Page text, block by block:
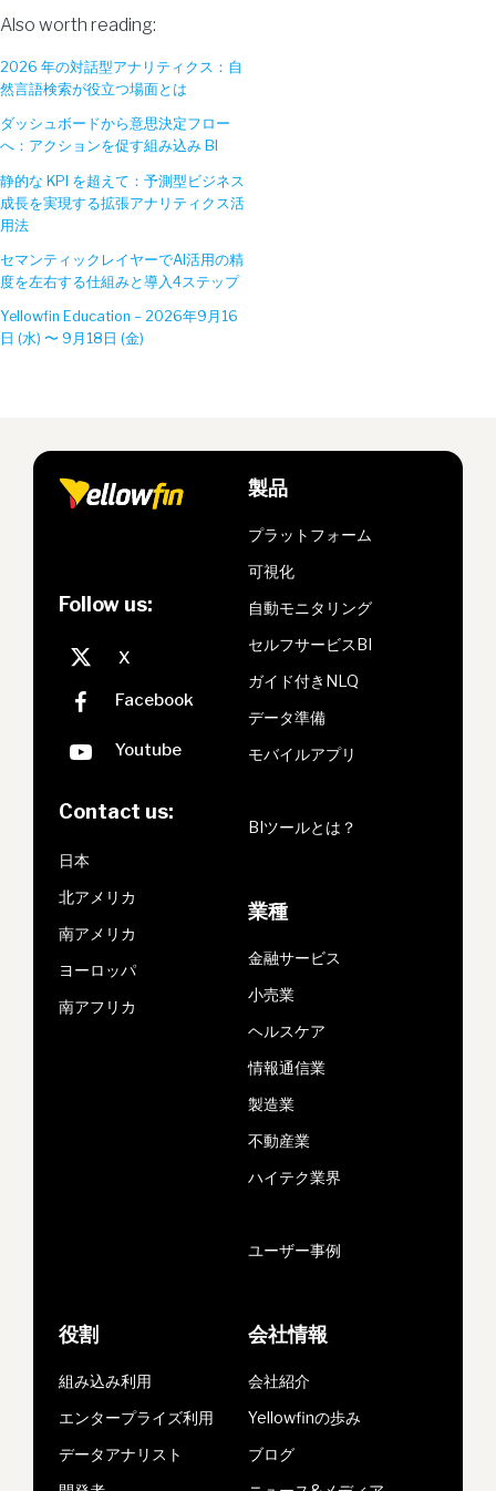
Also worth reading:
2026 年の対話型アナリティクス：自
然言語検索が役立つ場面とは
ダッシュボードから意思決定フロー
へ：アクションを促す組み込み BI
静的な KPI を超えて：予測型ビジネス
成長を実現する拡張アナリティクス活
用法
セマンティックレイヤーでAI活用の精
度を左右する仕組みと導入4ステップ
Yellowfin Education – 2026年9月16
日 (水) 〜 9月18日 (金)
Follow us:
Contact us:
日本
北アメリカ
南アメリカ
ヨーロッパ
南アフリカ
製品
プラットフォーム
可視化
自動モニタリング
セルフサービスBI
ガイド付きNLQ
データ準備
モバイルアプリ
BIツールとは？
業種
金融サービス
小売業
ヘルスケア
情報通信業
製造業
不動産業
ハイテク業界
ユーザー事例
役割
組み込み利用
エンタープライズ利用
データアナリスト
会社情報
会社紹介
Yellowfinの歩み
ブログ